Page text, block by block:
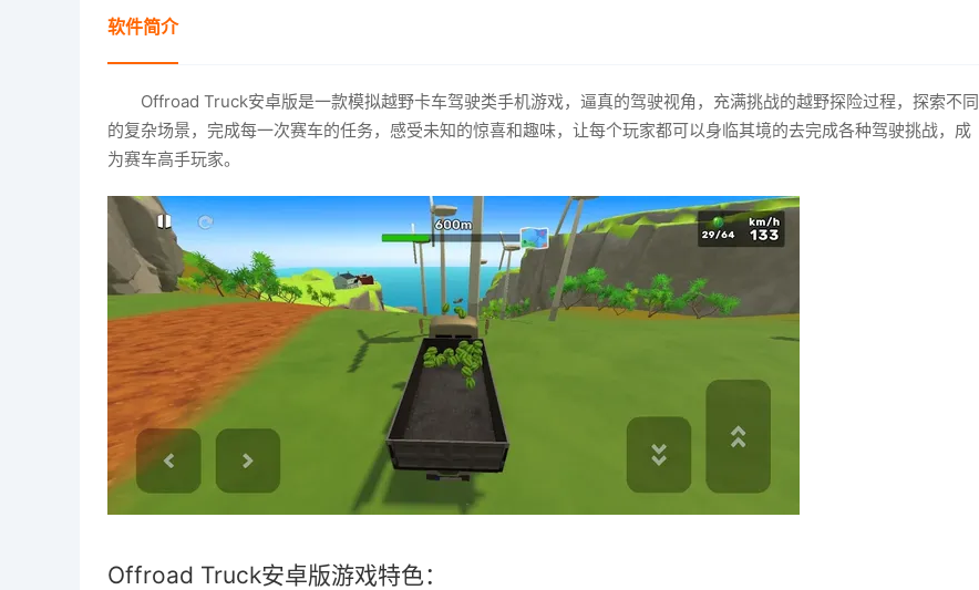
软件简介
Offroad Truck安卓版是一款模拟越野卡车驾驶类手机游戏，逼真的驾驶视角，充满挑战的越野探险过程，探索不同
的复杂场景，完成每一次赛车的任务，感受未知的惊喜和趣味，让每个玩家都可以身临其境的去完成各种驾驶挑战，成
为赛车高手玩家。
Offroad Truck安卓版游戏特色：